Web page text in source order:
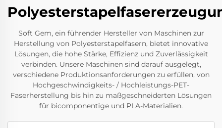
Soft Gem, ein führender Hersteller von Maschinen zur
Herstellung von Polyesterstapelfasern, bietet innovative
Lösungen, die hohe Stärke, Effizienz und Zuverlässigkeit
verbinden. Unsere Maschinen sind darauf ausgelegt,
verschiedene Produktionsanforderungen zu erfüllen, von
Hochgeschwindigkeits- / Hochleistungs-PET-
Faserherstellung bis hin zu maßgeschneiderten Lösungen
für bicomponentige und PLA-Materialien.